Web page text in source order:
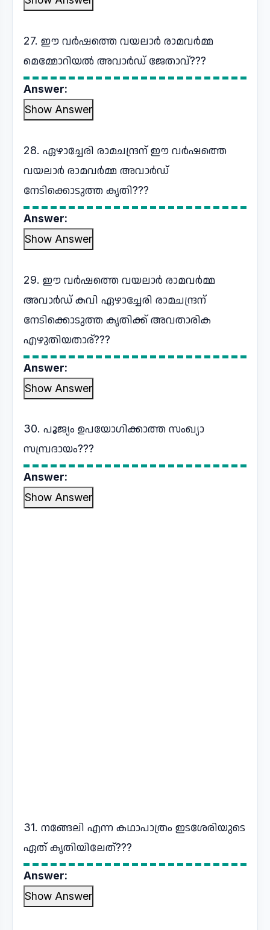
27. ഈ വർഷത്തെ വയലാർ രാമവർമ്മ
മെമ്മോറിയൽ അവാർഡ് ജേതാവ്???
Answer:
Show Answer
28. ഏഴാച്ചേരി രാമചന്ദ്രന് ഈ വർഷത്തെ
വയലാർ രാമവർമ്മ അവാർഡ്
നേടിക്കൊടുത്ത കൃതി???
Answer:
Show Answer
29. ഈ വർഷത്തെ വയലാർ രാമവർമ്മ
അവാർഡ് കവി ഏഴാച്ചേരി രാമചന്ദ്രന്
നേടിക്കൊടുത്ത കൃതിക്ക് അവതാരിക
എഴുതിയതാര്???
Answer:
Show Answer
30. പൂജ്യം ഉപയോഗിക്കാത്ത സംഖ്യാ
സമ്പ്രദായം???
Answer:
Show Answer
31. നങ്ങേലി എന്ന കഥാപാത്രം ഇടശേരിയുടെ
ഏത് കൃതിയിലേത്???
Answer:
Show Answer